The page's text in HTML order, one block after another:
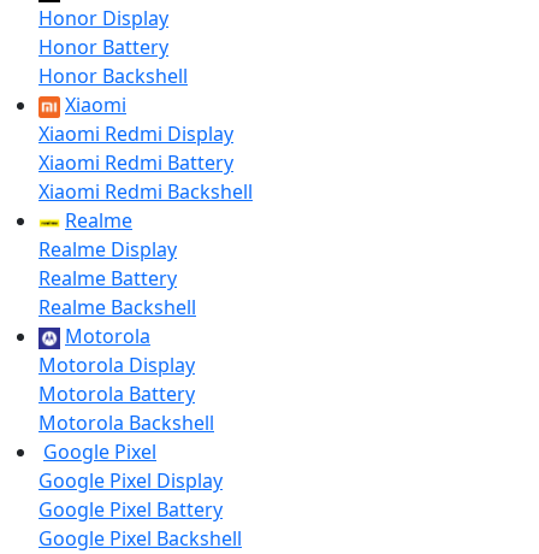
Honor Display
Honor Battery
Honor Backshell
Xiaomi
Xiaomi Redmi Display
Xiaomi Redmi Battery
Xiaomi Redmi Backshell
Realme
Realme Display
Realme Battery
Realme Backshell
Motorola
Motorola Display
Motorola Battery
Motorola Backshell
Google Pixel
Google Pixel Display
Google Pixel Battery
Google Pixel Backshell